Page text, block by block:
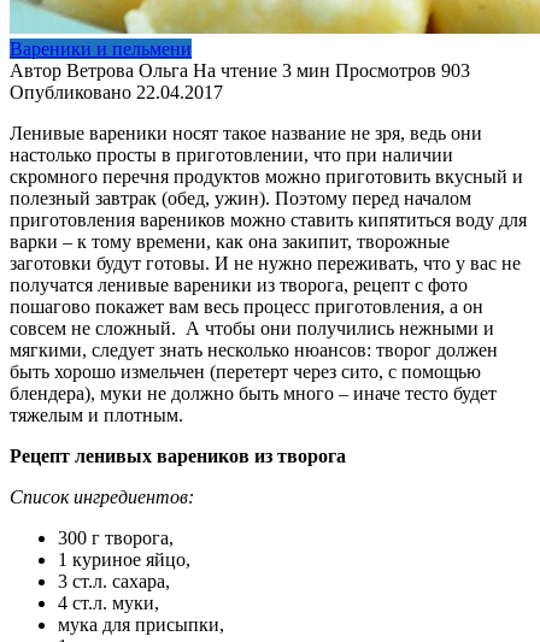
Вареники и пельмени
Автор Ветрова Ольга На чтение 3 мин Просмотров 903
Опубликовано 22.04.2017
Ленивые вареники носят такое название не зря, ведь они
настолько просты в приготовлении, что при наличии
скромного перечня продуктов можно приготовить вкусный и
полезный завтрак (обед, ужин). Поэтому перед началом
приготовления вареников можно ставить кипятиться воду для
варки – к тому времени, как она закипит, творожные
заготовки будут готовы. И не нужно переживать, что у вас не
получатся ленивые вареники из творога, рецепт с фото
пошагово покажет вам весь процесс приготовления, а он
совсем не сложный. А чтобы они получились нежными и
мягкими, следует знать несколько нюансов: творог должен
быть хорошо измельчен (перетерт через сито, с помощью
блендера), муки не должно быть много – иначе тесто будет
тяжелым и плотным.
Рецепт ленивых вареников из творога
Список ингредиентов:
300 г творога,
1 куриное яйцо,
3 ст.л. сахара,
4 ст.л. муки,
мука для присыпки,